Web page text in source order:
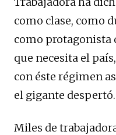
como clase, como
como protagonista
que necesita el
con éste régimen
el gigante despertó.
Miles de